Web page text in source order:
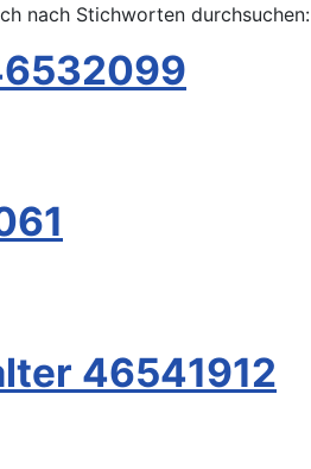
nach Stichworten durchsuchen:
46541912